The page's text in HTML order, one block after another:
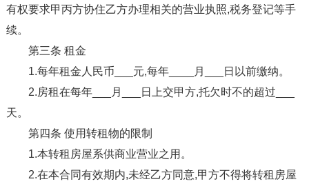
有权要求甲丙方协住乙方办理相关的营业执照,税务登记等手
续。
第三条 租金
1.每年租金人民币___元,每年____月___日以前缴纳。
2.房租在每年___月___日上交甲方,托欠时不的超过___
天。
第四条 使用转租物的限制
1.本转租房屋系供商业营业之用。
2.在本合同有效期内,未经乙方同意,甲方不得将转租房屋